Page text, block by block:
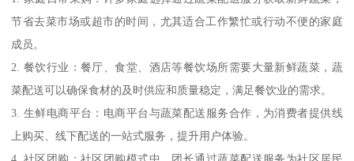
节省去菜市场或超市的时间，尤其适合工作繁忙或行动不便的家庭
成员。
2. 餐饮行业：餐厅、食堂、酒店等餐饮场所需要大量新鲜蔬菜，蔬
菜配送可以确保食材的及时供应和质量稳定，满足餐饮业的需求。
3. 生鲜电商平台：电商平台与蔬菜配送服务合作，为消费者提供线
上购买、线下配送的一站式服务，提升用户体验。
4. 社区团购：社区团购模式中，团长通过蔬菜配送服务为社区居民